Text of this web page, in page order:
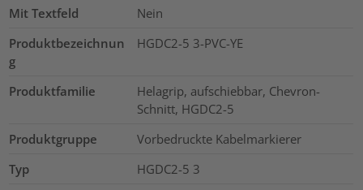
Mit Textfeld
Nein
Produktbezeichnun
g
HGDC2-5 3-PVC-YE
Produktfamilie
Helagrip, aufschiebbar, Chevron-
Schnitt, HGDC2-5
Produktgruppe
Vorbedruckte Kabelmarkierer
Typ
HGDC2-5 3